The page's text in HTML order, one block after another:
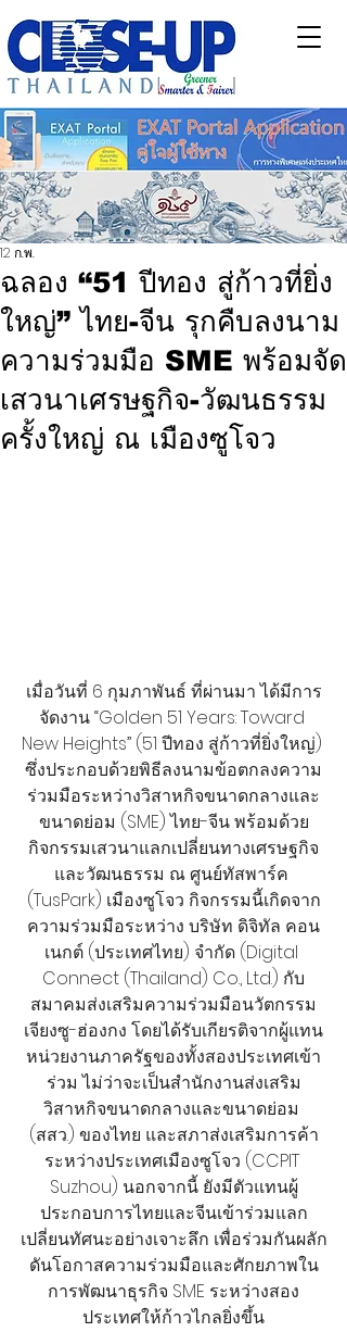
ฉลอง “51 ปีทอง สู่ก้าวที่ยิ่ง
ใหญ่” ไทย-จีน รุกคืบลงนาม
ความร่วมมือ SME พร้อมจัด
เสวนาเศรษฐกิจ-วัฒนธรรม
ครั้งใหญ่ ณ เมืองซูโจว
12 ก.พ.
เมื่อวันที่ 6 กุมภาพันธ์ ที่ผ่านมา ได้มีการ
จัดงาน “Golden 51 Years: Toward
New Heights” (51 ปีทอง สู่ก้าวที่ยิ่งใหญ่)
ซึ่งประกอบด้วยพิธีลงนามข้อตกลงความ
ร่วมมือระหว่างวิสาหกิจขนาดกลางและ
ขนาดย่อม (SME) ไทย-จีน พร้อมด้วย
กิจกรรมเสวนาแลกเปลี่ยนทางเศรษฐกิจ
และวัฒนธรรม ณ ศูนย์ทัสพาร์ค
(TusPark) เมืองซูโจว กิจกรรมนี้เกิดจาก
ความร่วมมือระหว่าง บริษัท ดิจิทัล คอน
เนกต์ (ประเทศไทย) จำกัด (Digital
Connect (Thailand) Co., Ltd.) กับ
สมาคมส่งเสริมความร่วมมือนวัตกรรม
เจียงซู-ฮ่องกง โดยได้รับเกียรติจากผู้แทน
หน่วยงานภาครัฐของทั้งสองประเทศเข้า
ร่วม ไม่ว่าจะเป็นสำนักงานส่งเสริม
วิสาหกิจขนาดกลางและขนาดย่อม
(สสว.) ของไทย และสภาส่งเสริมการค้า
ระหว่างประเทศเมืองซูโจว (CCPIT
Suzhou) นอกจากนี้ ยังมีตัวแทนผู้
ประกอบการไทยและจีนเข้าร่วมแลก
เปลี่ยนทัศนะอย่างเจาะลึก เพื่อร่วมกันผลัก
ดันโอกาสความร่วมมือและศักยภาพใน
การพัฒนาธุรกิจ SME ระหว่างสอง
ประเทศให้ก้าวไกลยิ่งขึ้น